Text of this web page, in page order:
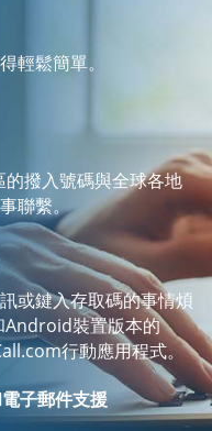
輕鬆簡單。
撥入號碼與全球各地
聯繫。
或鍵入存取碼的事情煩
裝置版本的
行動應用程式。
子郵件支援